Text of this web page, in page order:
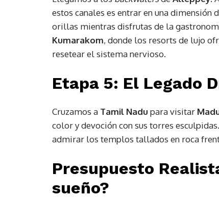
estos canales es entrar en una
orillas mientras disfrutas de la
Kumarakom, donde los resorts de lujo
resetear el sistema nervioso.
Etapa 5: El Legado
Cruzamos a Tamil Nadu para visitar
color y devoción con sus torres
admirar los templos tallados en roca
Presupuesto
sueño?